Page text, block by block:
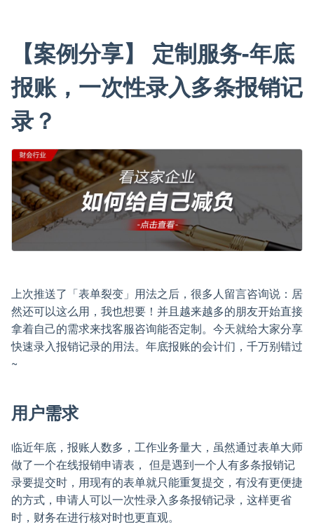
【案例分享】 定制服务-年底
报账，一次性录入多条报销记
录？
上次推送了「表单裂变」用法之后，很多人留言咨询说：居
然还可以这么用，我也想要！并且越来越多的朋友开始直接
拿着自己的需求来找客服咨询能否定制。今天就给大家分享
快速录入报销记录的用法。年底报账的会计们，千万别错过
~
用户需求
临近年底，报账人数多，工作业务量大，虽然通过表单大师
做了一个在线报销申请表， 但是遇到一个人有多条报销记
录要提交时，用现有的表单就只能重复提交，有没有更便捷
的方式，申请人可以一次性录入多条报销记录，这样更省
时，财务在进行核对时也更直观。